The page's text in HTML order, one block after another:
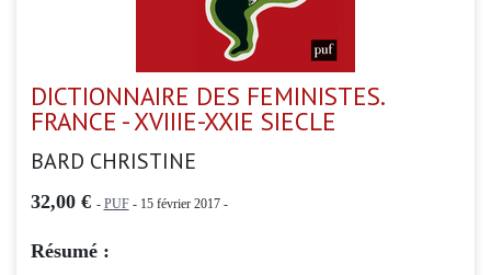
DICTIONNAIRE DES FEMINISTES.
FRANCE - XVIIIE-XXIE SIECLE
BARD CHRISTINE
32,00 € - PUF- 15 février 2017 -
Résumé :